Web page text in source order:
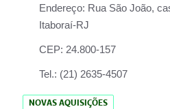
Endereço: Rua São João,
Itaboraí-RJ
CEP: 24.800-157
Tel.: (21) 2635-4507
NOVAS AQUISIÇÕES